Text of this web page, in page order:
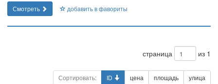
Смотреть добавить в фавориты
страница из 1
Сортировать: ID цена площадь улица